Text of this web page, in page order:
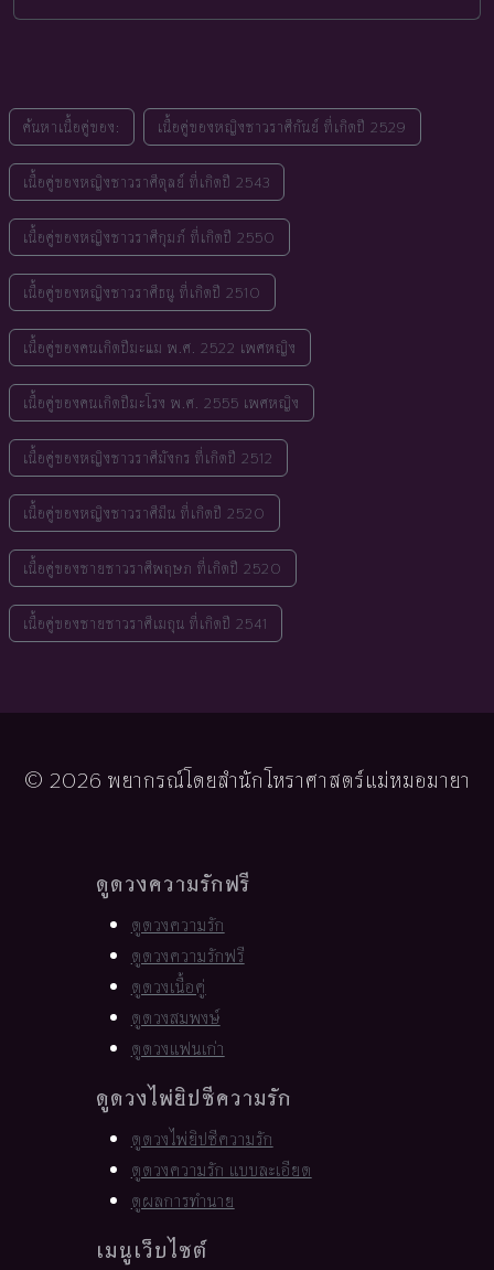
ค้นหาเนื้อคู่ของ: เนื้อคู่ของหญิงชาวราศีกันย์ ที่เกิดปี 2529
เนื้อคู่ของหญิงชาวราศีตุลย์ ที่เกิดปี 2543
เนื้อคู่ของหญิงชาวราศีกุมภ์ ที่เกิดปี 2550
เนื้อคู่ของหญิงชาวราศีธนู ที่เกิดปี 2510
เนื้อคู่ของคนเกิดปีมะแม พ.ศ. 2522 เพศหญิง
เนื้อคู่ของคนเกิดปีมะโรง พ.ศ. 2555 เพศหญิง
เนื้อคู่ของหญิงชาวราศีมังกร ที่เกิดปี 2512
เนื้อคู่ของหญิงชาวราศีมีน ที่เกิดปี 2520
เนื้อคู่ของชายชาวราศีพฤษภ ที่เกิดปี 2520
เนื้อคู่ของชายชาวราศีเมถุน ที่เกิดปี 2541
© 2026 พยากรณ์โดยสำนักโหราศาสตร์แม่หมอมายา
ดูดวงความรักฟรี
ดูดวงความรัก
ดูดวงความรักฟรี
ดูดวงเนื้อคู่
ดูดวงสมพงษ์
ดูดวงแฟนเก่า
ดูดวงไพ่ยิปซีความรัก
ดูดวงไพ่ยิปซีความรัก
ดูดวงความรัก แบบละเอียด
ดูผลการทำนาย
เมนูเว็บไซต์